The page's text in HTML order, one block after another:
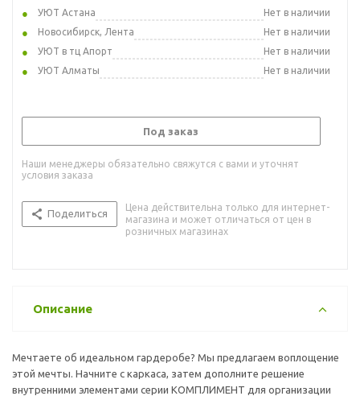
УЮТ Астана
Нет в наличии
Новосибирск, Лента
Нет в наличии
УЮТ в тц Апорт
Нет в наличии
УЮТ Алматы
Нет в наличии
Под заказ
Наши менеджеры обязательно свяжутся с вами и уточнят
условия заказа
Поделиться
Цена действительна только для интернет-
магазина и может отличаться от цен в
розничных магазинах
Описание
Мечтаете об идеальном гардеробе? Мы предлагаем воплощение
этой мечты. Начните с каркаса, затем дополните решение
внутренними элементами серии КОМПЛИМЕНТ для организации